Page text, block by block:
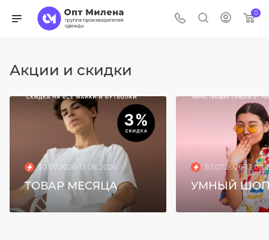
0
Акции и скидки
30.07.2026-13.08.2026
ТОВАР МЕСЯЦА
30.07.2026-
УМНЫЙ